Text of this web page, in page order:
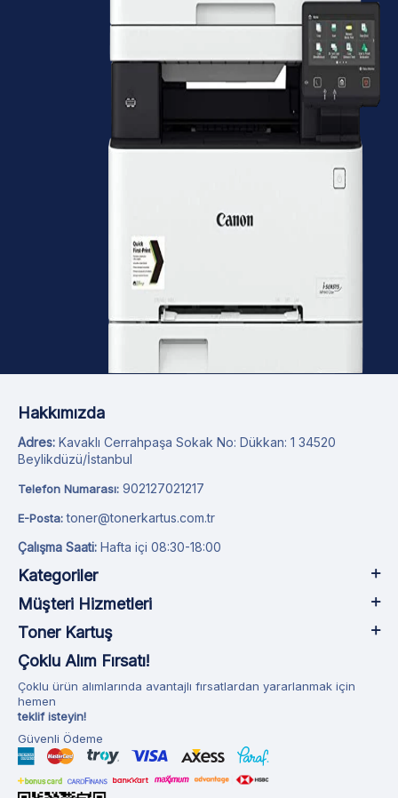
Hakkımızda
Adres: Kavaklı Cerrahpaşa Sokak No: Dükkan: 1 34520
Beylikdüzü/İstanbul
Telefon Numarası: 902127021217
E-Posta: toner@tonerkartus.com.tr
Çalışma Saati: Hafta içi 08:30-18:00
Kategoriler
Müşteri Hizmetleri
Toner Kartuş
Çoklu Alım Fırsatı!
Çoklu ürün alımlarında avantajlı fırsatlardan yararlanmak için
hemen
teklif isteyin!
Güvenli Ödeme